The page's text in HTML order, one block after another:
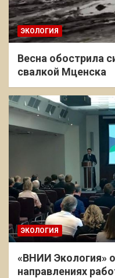
ЭКОЛОГИЯ
Весна обострила
свалкой Мценска
ЭКОЛОГИЯ
«ВНИИ Экология»
направлениях